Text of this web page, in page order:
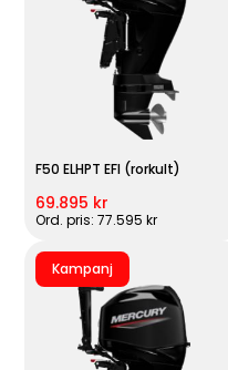
F50 ELHPT EFI (rorkult)
69.895 kr
Ord. pris: 77.595 kr
Kampanj